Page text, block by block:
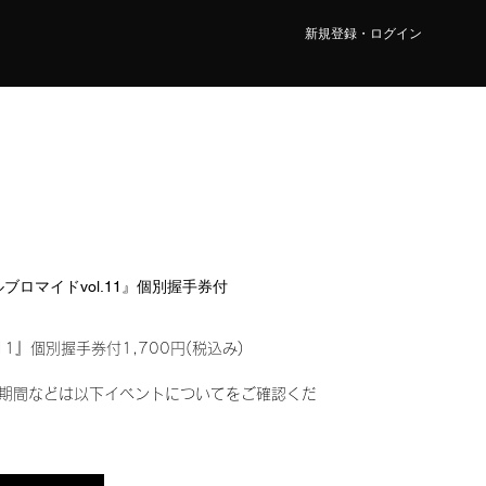
新規登録・ログイン
ロマイドvol.11』個別握手券付
』個別握手券付1,700円(税込み)
間などは以下イベントについてをご確認くだ